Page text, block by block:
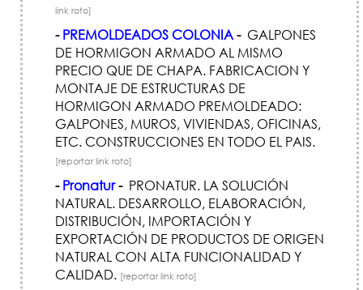
link roto]
- PREMOLDEADOS COLONIA-GALPONES
DE HORMIGON ARMADO AL MISMO
PRECIO QUE DE CHAPA. FABRICACION Y
MONTAJE DE ESTRUCTURAS DE
HORMIGON ARMADO PREMOLDEADO:
GALPONES, MUROS, VIVIENDAS, OFICINAS,
ETC. CONSTRUCCIONES EN TODO EL PAIS.
[reportar link roto]
- Pronatur-PRONATUR. LA SOLUCIÓN
NATURAL. DESARROLLO, ELABORACIÓN,
DISTRIBUCIÓN, IMPORTACIÓN Y
EXPORTACIÓN DE PRODUCTOS DE ORIGEN
NATURAL CON ALTA FUNCIONALIDAD Y
CALIDAD. [reportar link roto]